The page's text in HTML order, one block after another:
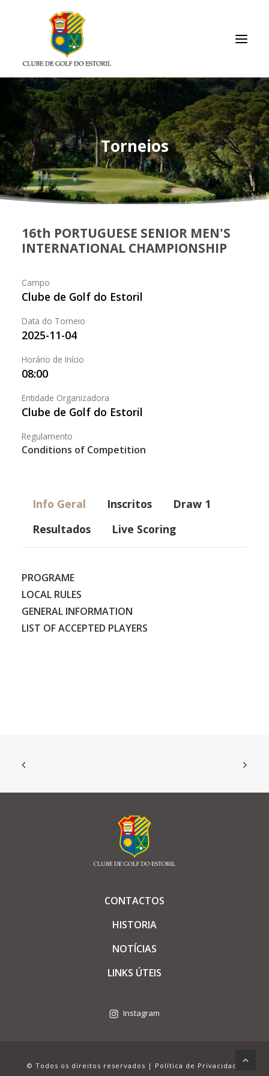
INÍCIO
O CLUBE
ASSOCIADOS / RESULTADOS
TORNEIOS
ACADEMIA
LINKS ÚTEIS
Torneios
16th PORTUGUESE SENIOR MEN'S
INTERNATIONAL CHAMPIONSHIP
Campo
Clube de Golf do Estoril
Data do Torneio
2025-11-04
Horário de Início
08:00
Entidade Organizadora
Clube de Golf do Estoril
Regulamento
Conditions of Competition
Info Geral Inscritos
Draw 1
Resultados
Live Scoring
PROGRAME
LOCAL RULES
GENERAL INFORMATION
LIST OF ACCEPTED PLAYERS
CONTACTOS
HISTORIA
NOTÍCIAS
LINKS ÚTEIS
Instagram
© Todos os direitos reservados | Política de Privacidade